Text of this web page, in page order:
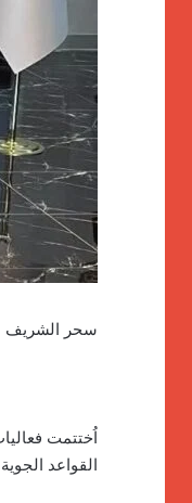
سحر الشريف
القواعد